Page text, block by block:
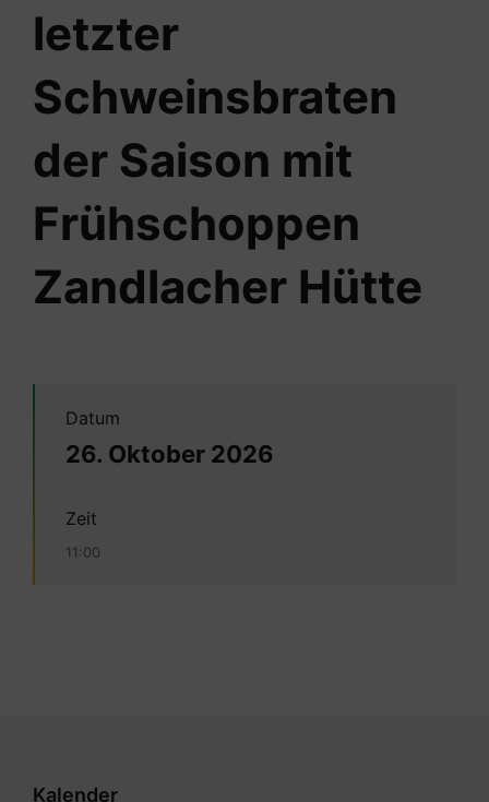
letzter
Schweinsbraten
der Saison mit
Frühschoppen
Zandlacher Hütte
Datum
26. Oktober 2026
Zeit
11:00
Kalender